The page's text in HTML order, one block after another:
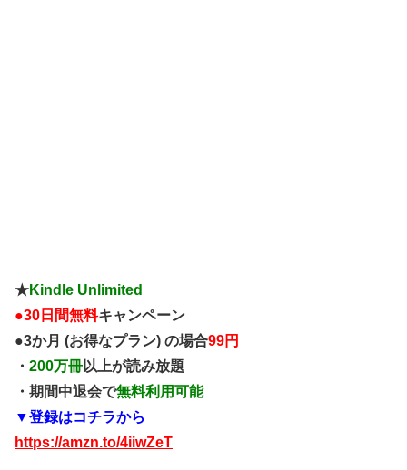
★Kindle Unlimited
●30日間無料キャンペーン
●3か月 (お得なプラン) の場合99円
・ 200万冊以上が読み放題
・期間中退会で無料利用可能
▼登録はコチラから
https://amzn.to/4iiwZeT